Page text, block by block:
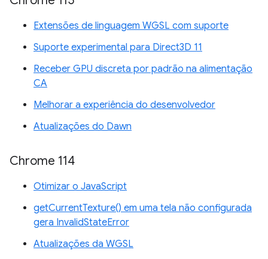
Extensões de linguagem WGSL com suporte
Suporte experimental para Direct3D 11
Receber GPU discreta por padrão na alimentação
CA
Melhorar a experiência do desenvolvedor
Atualizações do Dawn
Chrome 114
Otimizar o JavaScript
getCurrentTexture() em uma tela não configurada
gera InvalidStateError
Atualizações da WGSL